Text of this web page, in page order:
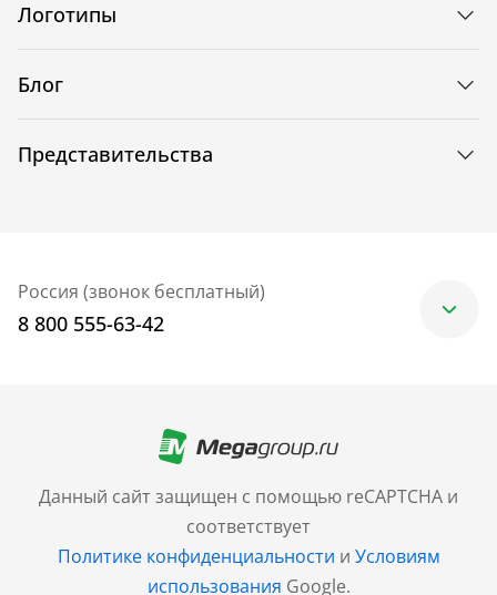
Данный сайт защищен с помощью reCAPTCHA и
соответствует
Политике конфиденциальности и Условиям
использования Google.
Логотипы
Блог
Представительства
Россия (звонок бесплатный)
8 800 555-63-42
+7 (499) 705-30-10
Санкт-Петербург
+7 (812) 600-77-33
Барнаул